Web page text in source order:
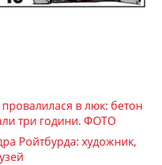
в люк: бетон
три години. ФОТО
Ройтбурда: художник,